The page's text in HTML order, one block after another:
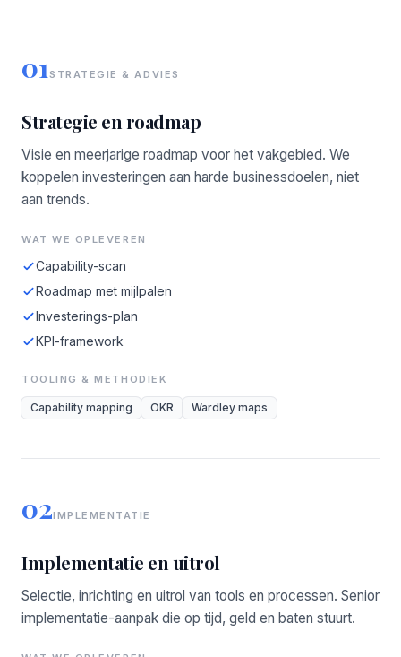
01STRATEGIE & ADVIES
Strategie en roadmap
Visie en meerjarige roadmap voor het vakgebied. We
koppelen investeringen aan harde businessdoelen, niet
aan trends.
WAT WE OPLEVEREN
Capability-scan
Roadmap met mijlpalen
Investerings-plan
KPI-framework
TOOLING & METHODIEK
Capability mapping OKR Wardley maps
02IMPLEMENTATIE
Implementatie en uitrol
Selectie, inrichting en uitrol van tools en processen. Senior
implementatie-aanpak die op tijd, geld en baten stuurt.